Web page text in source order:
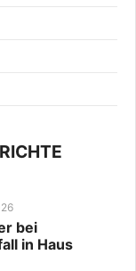
bei
in Haus